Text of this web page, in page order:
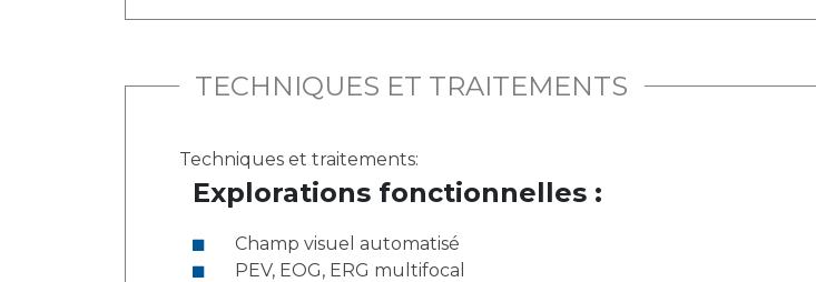
TECHNIQUES ET TRAITEMENTS
Techniques et traitements:
Explorations fonctionnelles :
Champ visuel automatisé
PEV, EOG, ERG multifocal